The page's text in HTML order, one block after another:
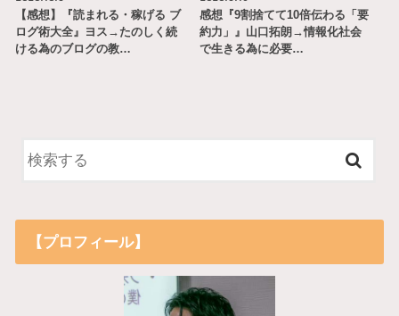
【感想】『読まれる・稼げる ブ
ログ術大全』ヨス→たのしく続
ける為のブログの教…
感想『9割捨てて10倍伝わる「要
約力」』山口拓朗→情報化社会
で生きる為に必要…
【プロフィール】